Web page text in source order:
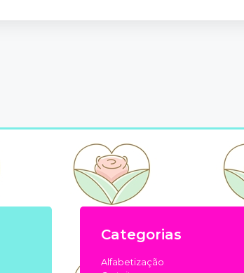
Categorias
Alfabetização